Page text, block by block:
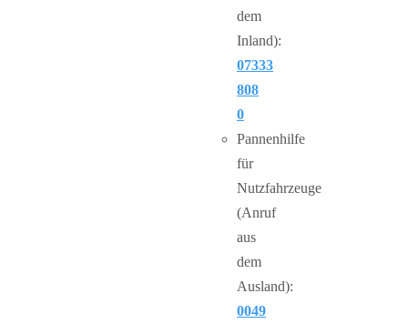
dem
Inland):
07333
808
0
Pannenhilfe
für
Nutzfahrzeuge
(Anruf
aus
dem
Ausland):
0049